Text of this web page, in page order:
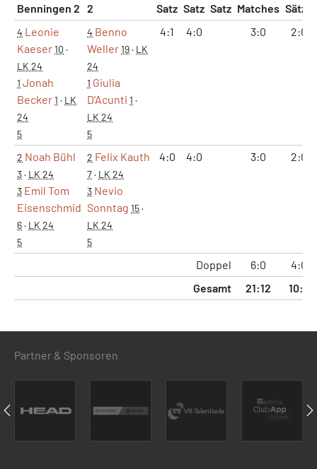
Benningen 2 2
Satz Satz Satz Matches Sätze
4 Leonie
Kaeser10 ·
LK 24
1 Jonah
Becker1 · LK
24
5
4 Benno
Weller19· LK
24
1 Giulia
D'Acunti 1 ·
LK 24
5
4:1 4:0 3:0 2:0
2 Noah Bühl
3· LK 24
3 Emil Tom
Eisenschmid
6· LK 24
5
2 Felix Kauth
7· LK 24
3 Nevio
Sonntag 15·
LK 24
5
4:0 4:0 3:0 2:0
Doppel 6:0
4:0
Gesamt
21:12 10:2
Partner & Sponsoren